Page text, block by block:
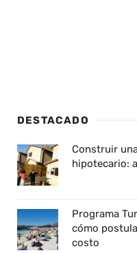
DESTACADO
Construir
hipotecario:
Programa
cómo
costo